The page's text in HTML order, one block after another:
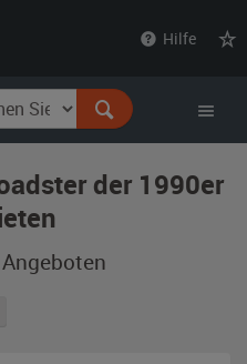
Hilfe
der 1990er
Angeboten